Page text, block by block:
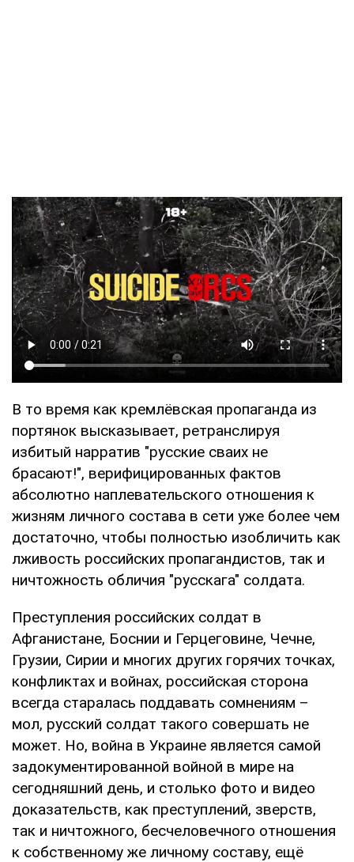
В то время как кремлёвская пропаганда из
портянок высказывает, ретранслируя
избитый нарратив "русские сваих не
брасают!", верифицированных фактов
абсолютно наплевательского отношения к
жизням личного состава в сети уже более чем
достаточно, чтобы полностью изобличить как
лживость российских пропагандистов, так и
ничтожность обличия "русскага" солдата.
Преступления российских солдат в
Афганистане, Боснии и Герцеговине, Чечне,
Грузии, Сирии и многих других горячих точках,
конфликтах и войнах, российская сторона
всегда старалась поддавать сомнениям –
мол, русский солдат такого совершать не
может. Но, война в Украине является самой
задокументированной войной в мире на
сегодняшний день, и столько фото и видео
доказательств, как преступлений, зверств,
так и ничтожного, бесчеловечного отношения
к собственному же личному составу, ещё